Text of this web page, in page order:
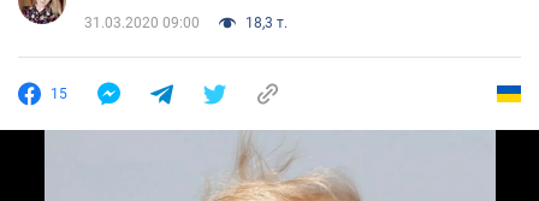
31.03.2020 09:00 18,3 т.
15